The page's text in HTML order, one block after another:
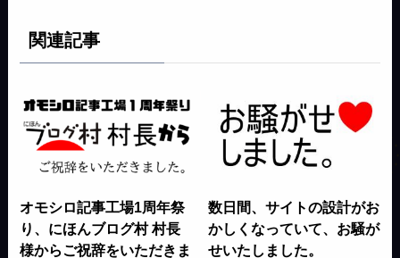
関連記事
オモシロ記事工場1周年祭
り、にほんブログ村 村長
様からご祝辞をいただきま
数日間、サイトの設計がお
かしくなっていて、お騒が
せいたしました。